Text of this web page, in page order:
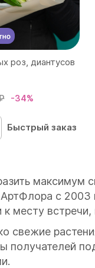
роз, диантусов
-34%
Быстрый заказ
с
месту